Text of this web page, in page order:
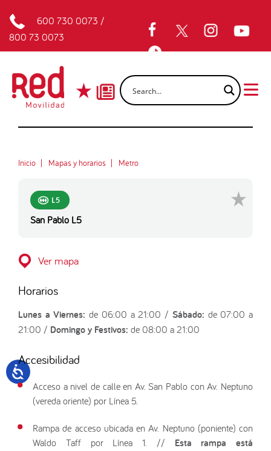
600 730 0073 /
800 73 0073
Inicio Mapas y horarios Metro
L5
San Pablo L5
Ver mapa
Horarios
Lunes a Viernes: de 06:00 a 21:00 / Sábado: de 07:00 a
21:00 / Domingo y Festivos: de 08:00 a 21:00
Accesibilidad
Acceso a nivel de calle en Av. San Pablo con Av. Neptuno
(vereda oriente) por Línea 5.
Rampa de acceso ubicada en Av. Neptuno (poniente) con
Waldo Taff por Línea 1. // Esta rampa está